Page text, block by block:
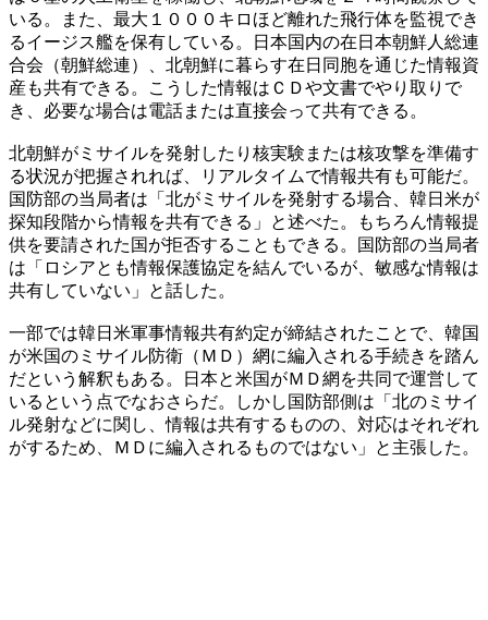
いる。また、最大１０００キロほど離れた飛行体を監視でき
るイージス艦を保有している。日本国内の在日本朝鮮人総連
合会（朝鮮総連）、北朝鮮に暮らす在日同胞を通じた情報資
産も共有できる。こうした情報はＣＤや文書でやり取りで
き、必要な場合は電話または直接会って共有できる。
北朝鮮がミサイルを発射したり核実験または核攻撃を準備す
る状況が把握されれば、リアルタイムで情報共有も可能だ。
国防部の当局者は「北がミサイルを発射する場合、韓日米が
探知段階から情報を共有できる」と述べた。もちろん情報提
供を要請された国が拒否することもできる。国防部の当局者
は「ロシアとも情報保護協定を結んでいるが、敏感な情報は
共有していない」と話した。
一部では韓日米軍事情報共有約定が締結されたことで、韓国
が米国のミサイル防衛（ＭＤ）網に編入される手続きを踏ん
だという解釈もある。日本と米国がＭＤ網を共同で運営して
いるという点でなおさらだ。しかし国防部側は「北のミサイ
ル発射などに関し、情報は共有するものの、対応はそれぞれ
がするため、ＭＤに編入されるものではない」と主張した。